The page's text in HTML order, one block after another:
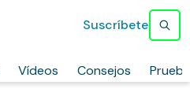
Vídeos Consejos
Suscríbete